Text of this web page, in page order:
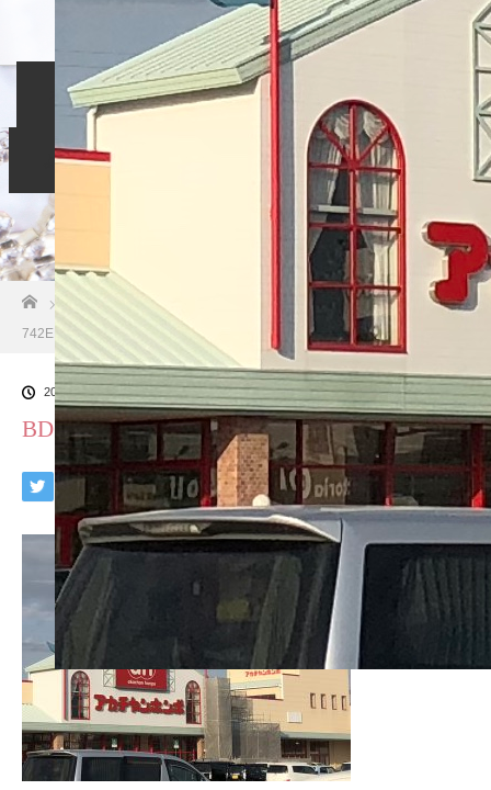
ホーム 入会のご案内 当相談所について
よくある質問 お問い合わせ
スタッフブログ
ブログ一覧
BD660E58-AA25-4435-A462-
742EE694C946
2018.10.27
BD660E58-AA25-4435-A462-742EE694C946